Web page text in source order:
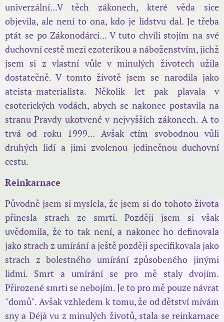
univerzální...V těch zákonech, které věda sice
objevila, ale není to ona, kdo je lidstvu dal. Je třeba
ptát se po Zákonodárci... V tuto chvíli stojím na své
duchovní cestě mezi ezoterikou a náboženstvím, jichž
jsem si z vlastní vůle v minulých životech užila
dostatečně. V tomto životě jsem se narodila jako
ateista-materialista. Několik let pak plavala v
esoterických vodách, abych se nakonec postavila na
stranu Pravdy ukotvené v nejvyšších zákonech. A to
trvá od roku 1999... Avšak ctím svobodnou vůli
druhých lidí a jimi zvolenou jedinečnou duchovní
cestu.
Reinkarnace
Původně jsem si myslela, že jsem si do tohoto života
přinesla strach ze smrti. Později jsem si však
uvědomila, že to tak není, a nakonec ho definovala
jako strach z umírání a ještě později specifikovala jako
strach z bolestného umírání způsobeného jinými
lidmi. Smrt a umírání se pro mě staly dvojím.
Přirozené smrti se nebojím. Je to pro mě pouze návrat
"domů". Avšak vzhledem k tomu, že od dětství mívám
sny a Déjà vu z minulých životů, stala se reinkarnace